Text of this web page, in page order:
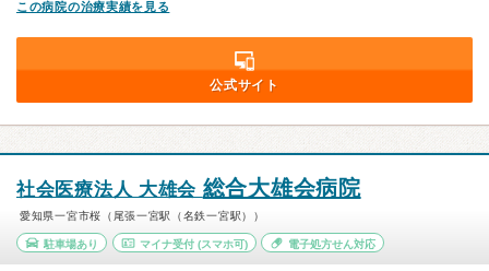
この病院の治療実績を見る
公式サイト
社会医療法人 大雄会 総合大雄会病院
愛知県一宮市桜（尾張一宮駅（名鉄一宮駅））
駐車場あり マイナ受付(スマホ可) 電子処方せん対応